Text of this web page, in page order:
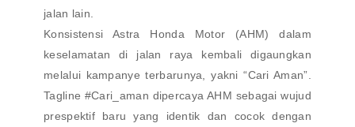
jalan lain.
Konsistensi Astra Honda Motor (AHM) dalam
keselamatan di jalan raya kembali digaungkan
melalui kampanye terbarunya, yakni “Cari Aman”.
Tagline #Cari_aman dipercaya AHM sebagai wujud
prespektif baru yang identik dan cocok dengan